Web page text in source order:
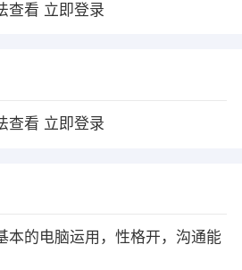
查看 立即登录
查看 立即登录
本的电脑运用，性格开，沟通能